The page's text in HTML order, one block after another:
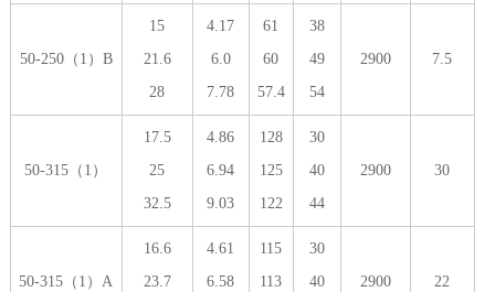
50-250（1）B
15
21.6
28
4.17
6.0
7.78
61
60
57.4
38
49
54
2900 7.5
50-315（1）
17.5
25
32.5
4.86
6.94
9.03
128
125
122
30
40
44
2900 30
50-315（1）A
16.6
23.7
4.61
6.58
115
113
30
40
2900 22